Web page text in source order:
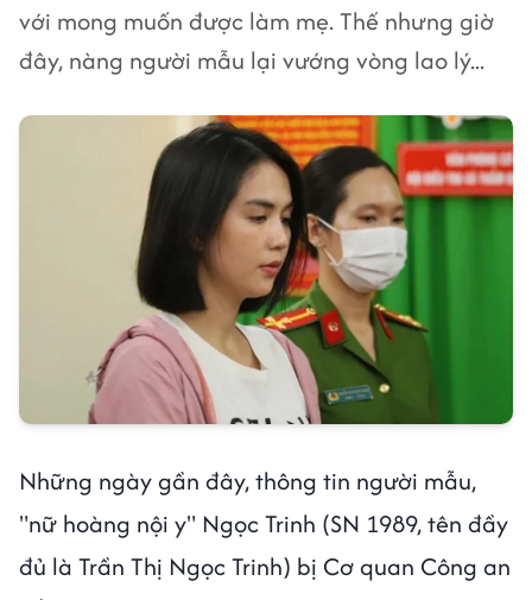
với mong muốn được làm mẹ. Thế nhưng giờ
đây, nàng người mẫu lại vướng vòng lao lý...
Những ngày gần đây, thông tin người mẫu,
"nữ hoàng nội y" Ngọc Trinh (SN 1989, tên đầy
đủ là Trần Thị Ngọc Trinh) bị Cơ quan Công an